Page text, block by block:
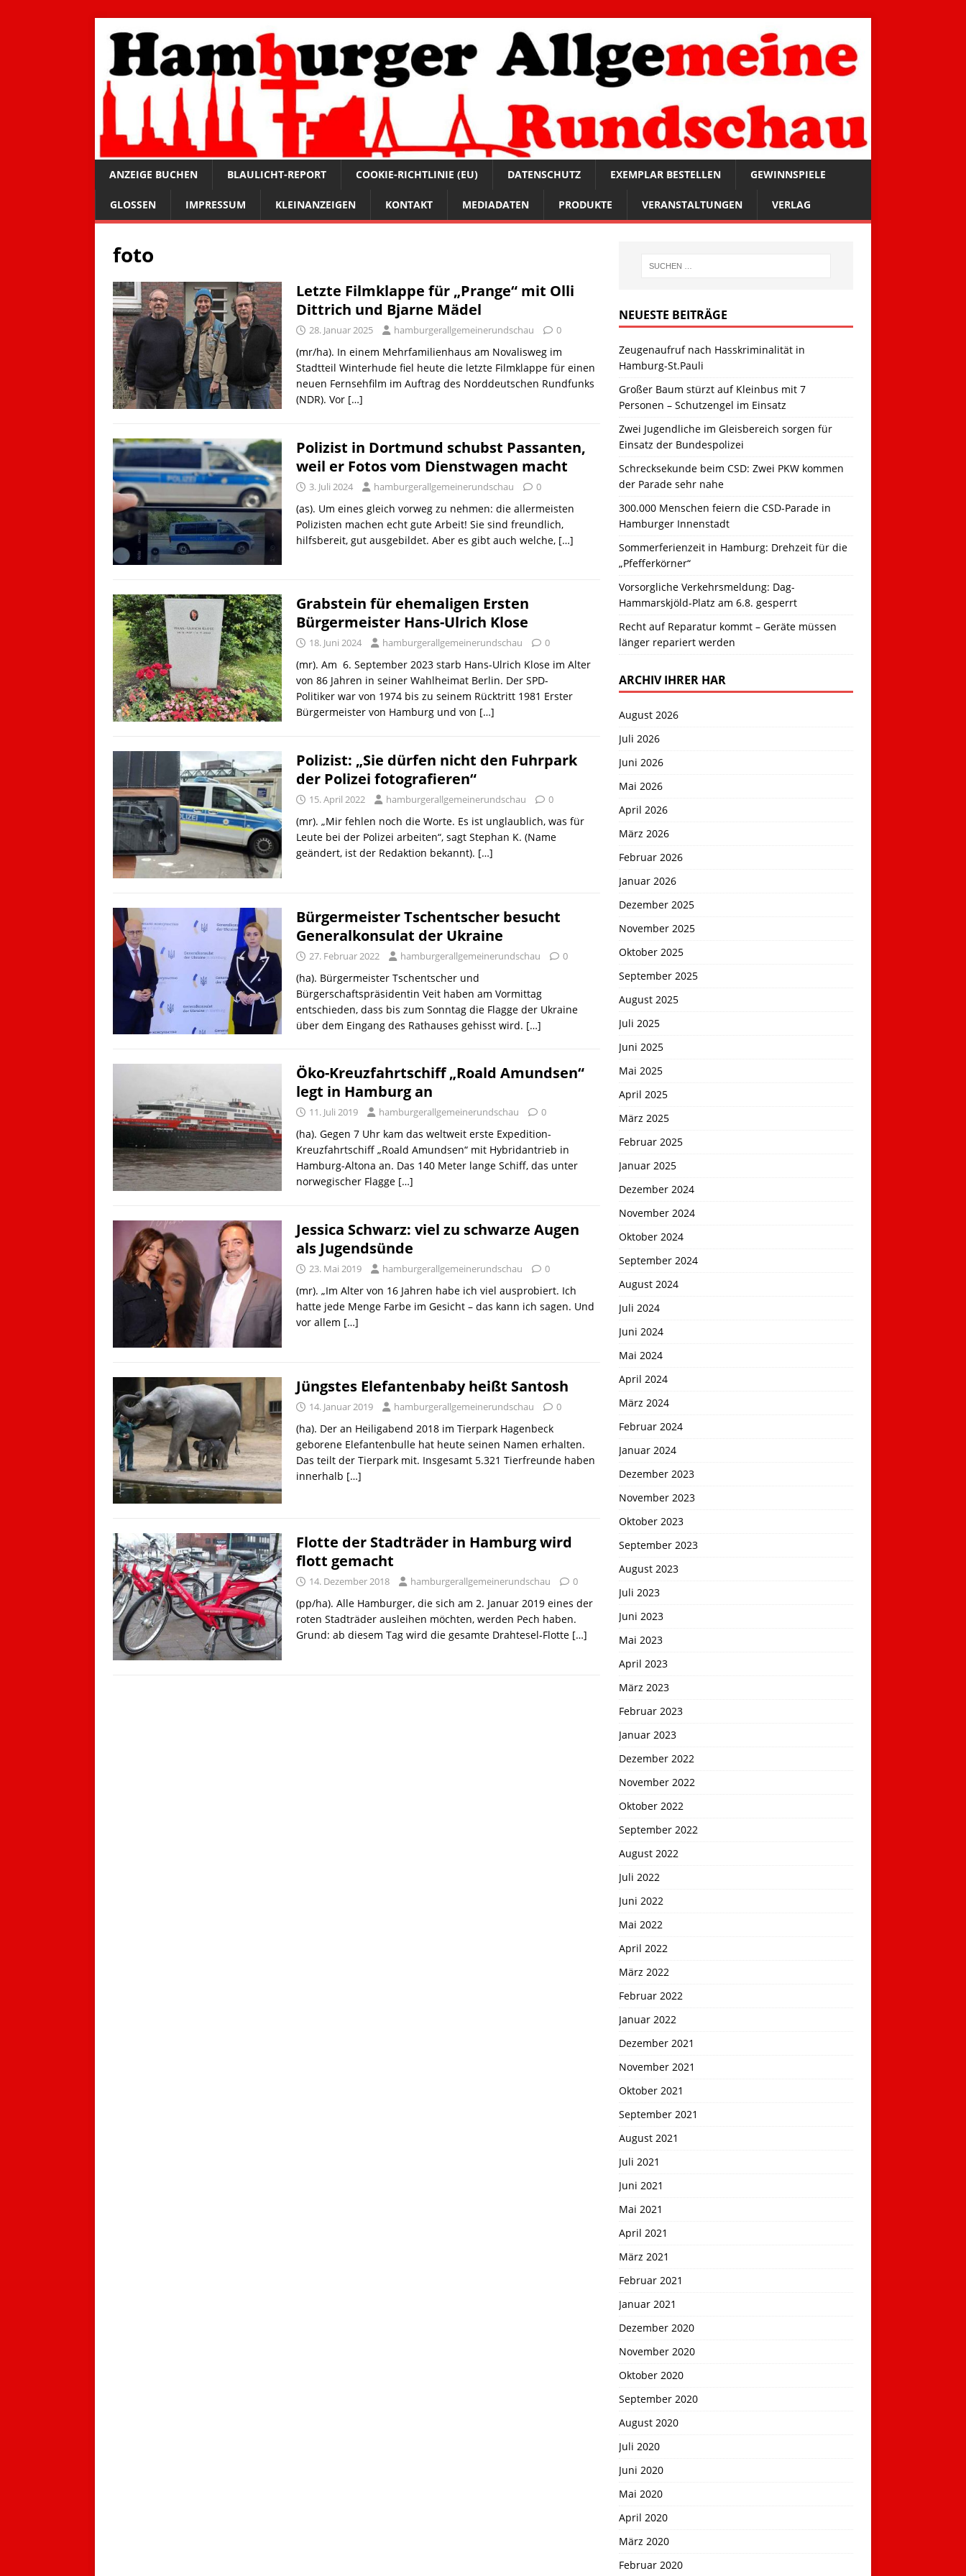
ANZEIGE BUCHEN BLAULICHT-REPORT COOKIE-RICHTLINIE (EU) DATENSCHUTZ EXEMPLAR BESTELLEN GEWINNSPIELE
GLOSSEN IMPRESSUM KLEINANZEIGEN KONTAKT MEDIADATEN PRODUKTE VERANSTALTUNGEN VERLAG
foto
Letzte Filmklappe für „Prange“ mit Olli
Dittrich und Bjarne Mädel
28. Januar 2025 hamburgerallgemeinerundschau 0
(mr/ha). In einem Mehrfamilienhaus am Novalisweg im
Stadtteil Winterhude fiel heute die letzte Filmklappe für einen
neuen Fernsehfilm im Auftrag des Norddeutschen Rundfunks
(NDR). Vor […]
Polizist in Dortmund schubst Passanten,
weil er Fotos vom Dienstwagen macht
3. Juli 2024 hamburgerallgemeinerundschau 0
(as). Um eines gleich vorweg zu nehmen: die allermeisten
Polizisten machen echt gute Arbeit! Sie sind freundlich,
hilfsbereit, gut ausgebildet. Aber es gibt auch welche, […]
Grabstein für ehemaligen Ersten
Bürgermeister Hans-Ulrich Klose
18. Juni 2024 hamburgerallgemeinerundschau 0
(mr). Am 6. September 2023 starb Hans-Ulrich Klose im Alter
von 86 Jahren in seiner Wahlheimat Berlin. Der SPD-
Politiker war von 1974 bis zu seinem Rücktritt 1981 Erster
Bürgermeister von Hamburg und von […]
Polizist: „Sie dürfen nicht den Fuhrpark
der Polizei fotografieren“
15. April 2022 hamburgerallgemeinerundschau 0
(mr). „Mir fehlen noch die Worte. Es ist unglaublich, was für
Leute bei der Polizei arbeiten“, sagt Stephan K. (Name
geändert, ist der Redaktion bekannt). […]
Bürgermeister Tschentscher besucht
Generalkonsulat der Ukraine
27. Februar 2022 hamburgerallgemeinerundschau 0
(ha). Bürgermeister Tschentscher und
Bürgerschaftspräsidentin Veit haben am Vormittag
entschieden, dass bis zum Sonntag die Flagge der Ukraine
über dem Eingang des Rathauses gehisst wird. […]
Öko-Kreuzfahrtschiff „Roald Amundsen“
legt in Hamburg an
11. Juli 2019 hamburgerallgemeinerundschau 0
(ha). Gegen 7 Uhr kam das weltweit erste Expedition-
Kreuzfahrtschiff „Roald Amundsen“ mit Hybridantrieb in
Hamburg-Altona an. Das 140 Meter lange Schiff, das unter
norwegischer Flagge […]
Jessica Schwarz: viel zu schwarze Augen
als Jugendsünde
23. Mai 2019 hamburgerallgemeinerundschau 0
(mr). „Im Alter von 16 Jahren habe ich viel ausprobiert. Ich
hatte jede Menge Farbe im Gesicht – das kann ich sagen. Und
vor allem […]
Jüngstes Elefantenbaby heißt Santosh
14. Januar 2019 hamburgerallgemeinerundschau 0
(ha). Der an Heiligabend 2018 im Tierpark Hagenbeck
geborene Elefantenbulle hat heute seinen Namen erhalten.
Das teilt der Tierpark mit. Insgesamt 5.321 Tierfreunde haben
innerhalb […]
Flotte der Stadträder in Hamburg wird
flott gemacht
14. Dezember 2018 hamburgerallgemeinerundschau 0
(pp/ha). Alle Hamburger, die sich am 2. Januar 2019 eines der
roten Stadträder ausleihen möchten, werden Pech haben.
Grund: ab diesem Tag wird die gesamte Drahtesel-Flotte […]
NEUESTE BEITRÄGE
Zeugenaufruf nach Hasskriminalität in
Hamburg-St.Pauli
Großer Baum stürzt auf Kleinbus mit 7
Personen – Schutzengel im Einsatz
Zwei Jugendliche im Gleisbereich sorgen für
Einsatz der Bundespolizei
Schrecksekunde beim CSD: Zwei PKW kommen
der Parade sehr nahe
300.000 Menschen feiern die CSD-Parade in
Hamburger Innenstadt
Sommerferienzeit in Hamburg: Drehzeit für die
„Pfefferkörner“
Vorsorgliche Verkehrsmeldung: Dag-
Hammarskjöld-Platz am 6.8. gesperrt
Recht auf Reparatur kommt – Geräte müssen
länger repariert werden
ARCHIV IHRER HAR
August 2026
Juli 2026
Juni 2026
Mai 2026
April 2026
März 2026
Februar 2026
Januar 2026
Dezember 2025
November 2025
Oktober 2025
September 2025
August 2025
Juli 2025
Juni 2025
Mai 2025
April 2025
März 2025
Februar 2025
Januar 2025
Dezember 2024
November 2024
Oktober 2024
September 2024
August 2024
Juli 2024
Juni 2024
Mai 2024
April 2024
März 2024
Februar 2024
Januar 2024
Dezember 2023
November 2023
Oktober 2023
September 2023
August 2023
Juli 2023
Juni 2023
Mai 2023
April 2023
März 2023
Februar 2023
Januar 2023
Dezember 2022
November 2022
Oktober 2022
September 2022
August 2022
Juli 2022
Juni 2022
Mai 2022
April 2022
März 2022
Februar 2022
Januar 2022
Dezember 2021
November 2021
Oktober 2021
September 2021
August 2021
Juli 2021
Juni 2021
Mai 2021
April 2021
März 2021
Februar 2021
Januar 2021
Dezember 2020
November 2020
Oktober 2020
September 2020
August 2020
Juli 2020
Juni 2020
Mai 2020
April 2020
März 2020
Februar 2020